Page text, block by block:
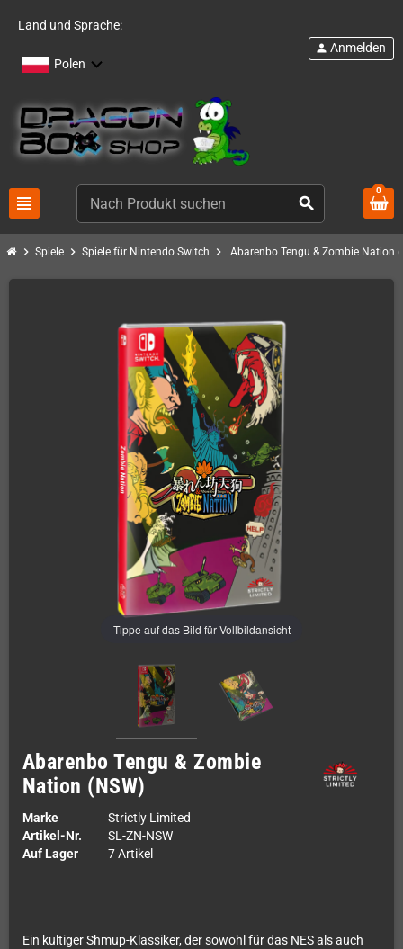
Land und Sprache:
Polen
view_headline search
person Anmelden
0
chevron_right Spiele chevron_right Spiele für Nintendo Switch chevron_right Abarenbo Tengu & Zombie Nation
Tippe auf das Bild für Vollbildansicht
Abarenbo Tengu & Zombie
Nation (NSW)
Marke
Strictly Limited
Artikel-Nr.
SL-ZN-NSW
Auf Lager
7 Artikel
Ein kultiger Shmup-Klassiker, der sowohl für das NES als auch